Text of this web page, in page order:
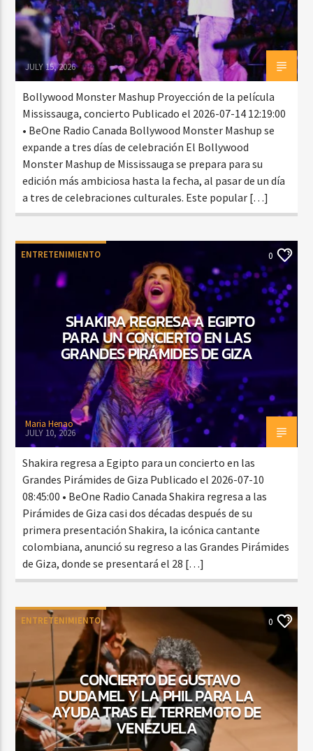
JULY 15, 2026
Bollywood Monster Mashup Proyección de la película
Mississauga, concierto Publicado el 2026-07-14 12:19:00
• BeOne Radio Canada Bollywood Monster Mashup se
expande a tres días de celebración El Bollywood
Monster Mashup de Mississauga se prepara para su
edición más ambiciosa hasta la fecha, al pasar de un día
a tres de celebraciones culturales. Este popular […]
ENTRETENIMIENTO 0
SHAKIRA REGRESA A EGIPTO
PARA UN CONCIERTO EN LAS
GRANDES PIRÁMIDES DE GIZA
Maria Henao
JULY 10, 2026
Shakira regresa a Egipto para un concierto en las
Grandes Pirámides de Giza Publicado el 2026-07-10
08:45:00 • BeOne Radio Canada Shakira regresa a las
Pirámides de Giza casi dos décadas después de su
primera presentación Shakira, la icónica cantante
colombiana, anunció su regreso a las Grandes Pirámides
de Giza, donde se presentará el 28 […]
ENTRETENIMIENTO 0
CONCIERTO DE GUSTAVO
DUDAMEL Y LA PHIL PARA LA
AYUDA TRAS EL TERREMOTO DE
VENEZUELA